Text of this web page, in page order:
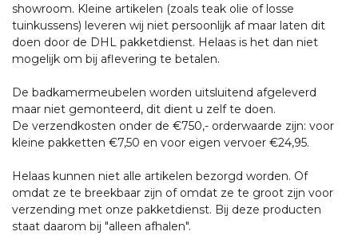
showroom. Kleine artikelen (zoals teak olie of losse
tuinkussens) leveren wij niet persoonlijk af maar laten dit
doen door de DHL pakketdienst. Helaas is het dan niet
mogelijk om bij aflevering te betalen.
De badkamermeubelen worden uitsluitend afgeleverd
maar niet gemonteerd, dit dient u zelf te doen.
De verzendkosten onder de €750,- orderwaarde zijn: voor
kleine pakketten €7,50 en voor eigen vervoer €24,95.
Helaas kunnen niet alle artikelen bezorgd worden. Of
omdat ze te breekbaar zijn of omdat ze te groot zijn voor
verzending met onze pakketdienst. Bij deze producten
staat daarom bij "alleen afhalen".